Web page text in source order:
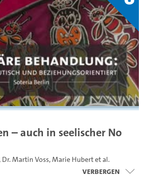
– auch in seelischer No
, Dr. Martin Voss,Marie Hubertet al.
Verbergen